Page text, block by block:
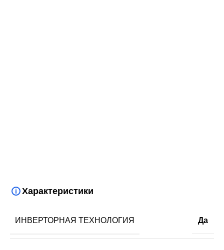
Характеристики
ИНВЕРТОРНАЯ ТЕХНОЛОГИЯ Да